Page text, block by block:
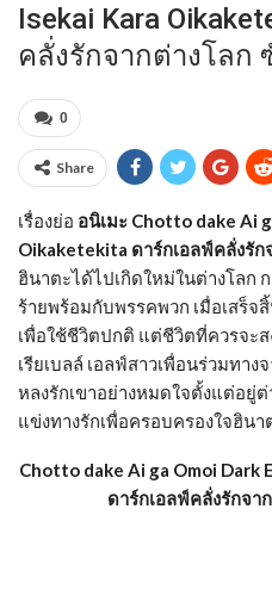
Isekai Kara
คลั่งรักจากต่างโลก
0
Share
เรื่องย่อ อนิเมะ Chotto dake Ai
Oikaketekita ดาร์กเอลฟ์คลั่งรัก
ฮินาตะได้ไปเกิดใหม่ในต่างโลก
ร้ายพร้อมกับพรรคพวก เมื่อเสร็จ
เพื่อใช้ชีวิตปกติ แต่ชีวิตที่ควรจะ
เรียเบลล์ เอลฟ์สาวเพื่อนร่วมทา
หลงรักเขาอย่างหมดใจตั้งแต่อยู่
แข่งทางรักเพื่อครอบครองใจฮินา
Chotto dake Ai ga Omoi Dark
ดาร์กเอลฟ์คลั่งรักจา